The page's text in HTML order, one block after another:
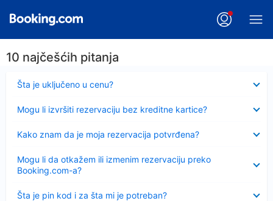
10 najčešćih pitanja
Šta je uključeno u cenu?
Sažeto
Mogu li izvršiti rezervaciju bez kreditne kartice?
Kako znam da je moja rezervacija potvrđena?
Mogu li da otkažem ili izmenim rezervaciju preko
Booking.com-a?
Šta je pin kod i za šta mi je potreban?
Sažeto